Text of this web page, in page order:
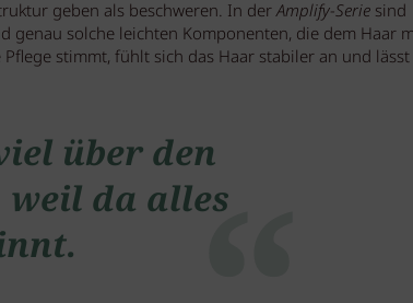
geben als beschweren. In derAmplify-Seriesind
genau solche leichten Komponenten, die dem Haar
stimmt, fühlt sich das Haar stabiler an und
über den
da alles